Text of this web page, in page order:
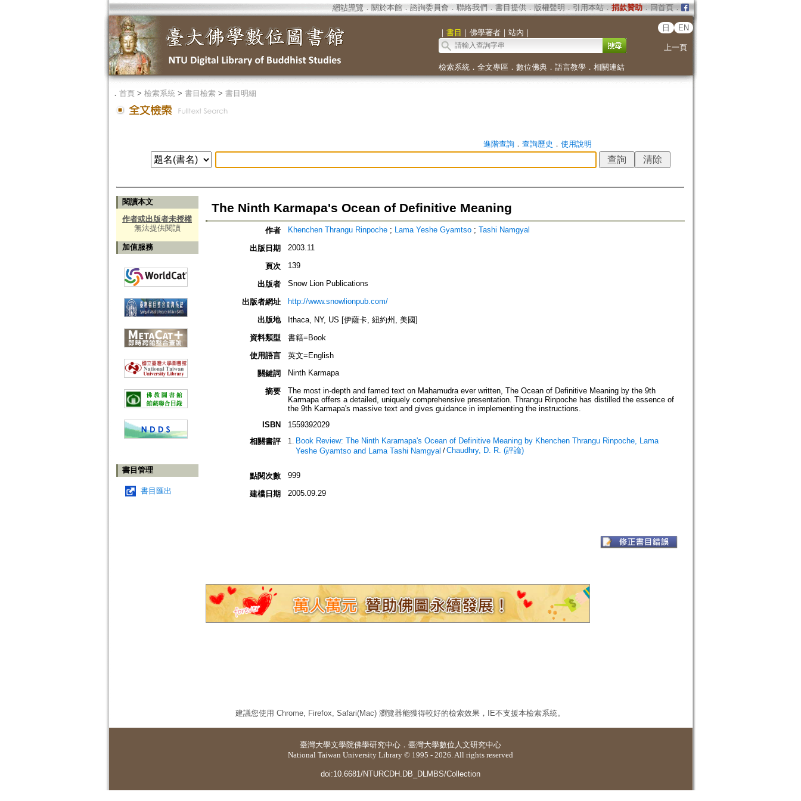
網站導覽 ． 關於本館． 諮詢委員會． 聯絡我們 ． 書目提供． 版權聲明 ． 引用本站． 捐款贊助．回首頁．
｜ 書目 ｜ 佛學著者｜ 站內 ｜
日 EN
上一頁
檢索系統． 全文專區 ． 數位佛典． 語言教學． 相關連結
． 首頁> 檢索系統> 書目檢索> 書目明細
進階查詢． 查詢歷史 ． 使用說明
閱讀本文
作者或出版者未授權
無法提供閱讀
加值服務
書目管理
書目匯出
The Ninth Karmapa's Ocean of Definitive Meaning
作者 Khenchen Thrangu Rinpoche; Lama Yeshe Gyamtso; Tashi Namgyal
出版日期 2003.11
頁次 139
出版者 Snow Lion Publications
出版者網址 http://www.snowlionpub.com/
出版地
Ithaca, NY, US [伊薩卡, 紐約州, 美國]
資料類型
書籍=Book
使用語言
英文=English
關鍵詞
Ninth Karmapa
摘要
The most in-depth and famed text on Mahamudra ever written, The Ocean of Definitive Meaning by the 9th
Karmapa offers a detailed, uniquely comprehensive presentation. Thrangu Rinpoche has distilled the essence of
the 9th Karmapa's massive text and gives guidance in implementing the instructions.
ISBN
1559392029
相關書評
Book Review: The Ninth Karamapa's Ocean of Definitive Meaning by Khenchen Thrangu Rinpoche, Lama
Yeshe Gyamtso and Lama Tashi Namgyal /Chaudhry, D. R. (評論)
點閱次數 999
建檔日期 2005.09.29
建議您使用 Chrome, Firefox, Safari(Mac) 瀏覽器能獲得較好的檢索效果，IE不支援本檢索系統。
臺灣大學文學院佛學研究中心 ． 臺灣大學數位人文研究中心
National Taiwan University Library © 1995 - 2026. All rights reserved
doi:10.6681/NTURCDH.DB_DLMBS/Collection